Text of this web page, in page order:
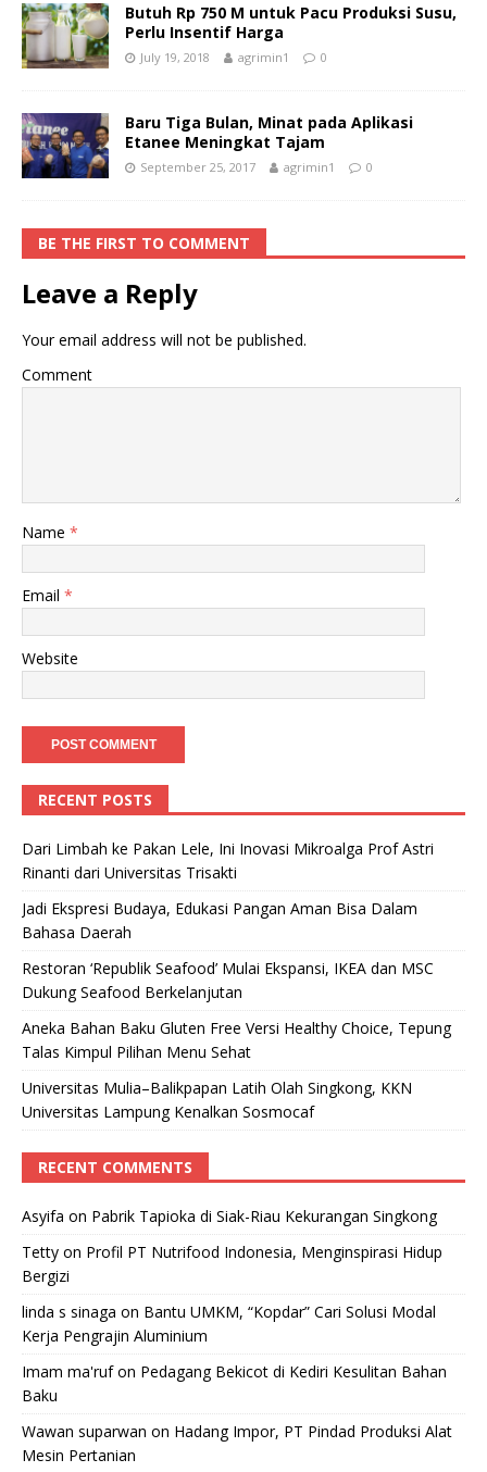
Butuh Rp 750 M untuk Pacu Produksi Susu,
Perlu Insentif Harga
July 19, 2018 agrimin1 0
Baru Tiga Bulan, Minat pada Aplikasi
Etanee Meningkat Tajam
September 25, 2017 agrimin1 0
BE THE FIRST TO COMMENT
Leave a Reply
Your email address will not be published.
Comment
Name *
Email *
Website
RECENT POSTS
Dari Limbah ke Pakan Lele, Ini Inovasi Mikroalga Prof Astri
Rinanti dari Universitas Trisakti
Jadi Ekspresi Budaya, Edukasi Pangan Aman Bisa Dalam
Bahasa Daerah
Restoran ‘Republik Seafood’ Mulai Ekspansi, IKEA dan MSC
Dukung Seafood Berkelanjutan
Aneka Bahan Baku Gluten Free Versi Healthy Choice, Tepung
Talas Kimpul Pilihan Menu Sehat
Universitas Mulia–Balikpapan Latih Olah Singkong, KKN
Universitas Lampung Kenalkan Sosmocaf
RECENT COMMENTS
Asyifa on Pabrik Tapioka di Siak-Riau Kekurangan Singkong
Tetty on Profil PT Nutrifood Indonesia, Menginspirasi Hidup
Bergizi
linda s sinaga on Bantu UMKM, “Kopdar” Cari Solusi Modal
Kerja Pengrajin Aluminium
Imam ma'rufon Pedagang Bekicot di Kediri Kesulitan Bahan
Baku
Wawan suparwan on Hadang Impor, PT Pindad Produksi Alat
Mesin Pertanian